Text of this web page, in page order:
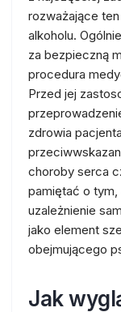
rozważające
alkoholu.
za bezpieczną
procedura
Przed jej
zdrowia
choroby serca
pamiętać o
uzależnienie
jako element
obejmującego
Jak